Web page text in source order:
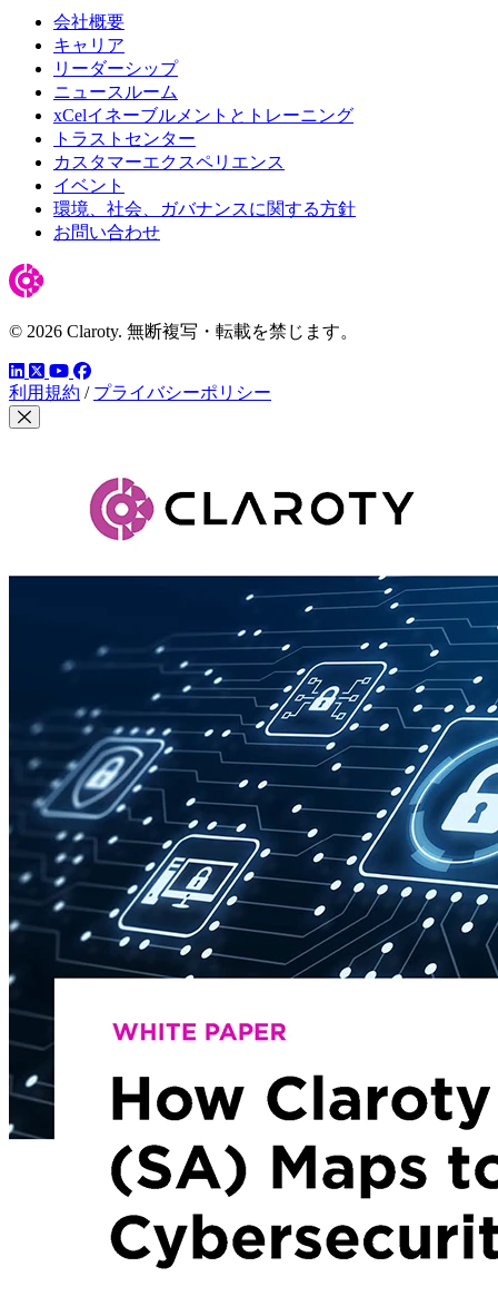
会社概要
キャリア
リーダーシップ
ニュースルーム
xCelイネーブルメントとトレーニング
トラストセンター
カスタマーエクスペリエンス
イベント
環境、社会、ガバナンスに関する方針
お問い合わせ
© 2026 Claroty. 無断複写・転載を禁じます。
LinkedIn
ツイッター
YouTube
Facebook
利用規約 / プライバシーポリシー
モーダルを閉じる